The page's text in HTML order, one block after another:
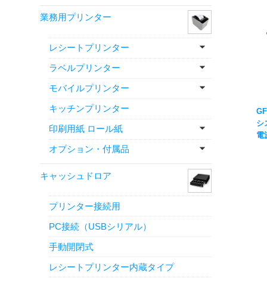
シ
電
業務用プリンター
レシートプリンター
ラベルプリンター
モバイルプリンター
キッチンプリンター
印刷用紙 ロール紙
オプション・付属品
キャッシュドロア
プリンター接続用
PC接続（USBシリアル）
手動開閉式
レシートプリンター内蔵タイプ